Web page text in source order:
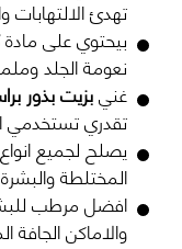
تهدئ الالتهابات
بيحتوي على مادة
نعومة الجلد
غنيبزيت بذور
تقدري
يصلح لجميع
المختلطة
افضل مرطب
والاماكن الجافة